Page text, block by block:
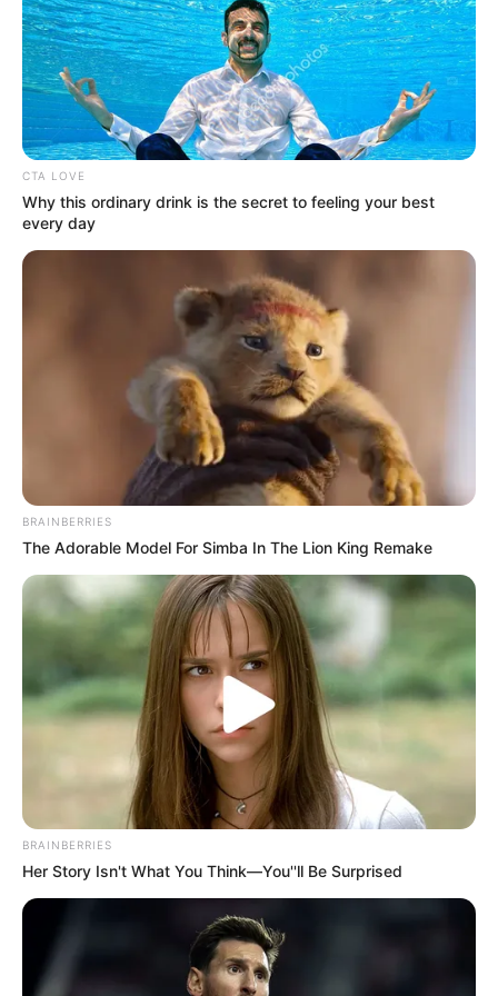
con Madero, por donde pasan alrededor de 150
personas por minuto. En este punto además de
vapeadores con hasta 20,000 puffs o bocanadas, se
ofrecen otros con psntallas con juegos en colores neón,
que llegan a costar hasta 400 pesos.
En diciembre se prohibió a nivel nacional la venta,
distribución y producción de vapeadores, con la
reforma al la Ley General de Salud aprobada por la
Cámara de Diputados y el Senado de la República.
A quien cometa estos actos, se le podrían imponer de
uno a ocho años de cárcel, así como una multa de 100 a
2,000 veces la Unidad de Medida y Actualización
(UMA), que para este 2026 equivale a entre 11,731 y
234,620 pesos, al considerar a estos dispositivos como
una "amenaza a la salud pública".
En su momento diputados del PRI, PAN y Movimiento
Ciudadano (MC) criticaron que esto significaría la
criminalización de los consumidores, sin embargo
Morena defendió que no se sanciona a los usuarios de
vapeadores, solo a quienes los fabrican, distribuyen y
comercializan.
Los vapeadores también están prohibidos desde la
Constitución federal con la reforma publicada en enero
de 2025.
De acuerdo con el informe "Humo, vapeo y poder: el
nuevo negocio del crimen organizado", el mercado
ilícito del tabaco (entre cigarros, vapeadores y otros
productos) asciende a entre 15,000 y 20,000 millones
de pesos en México.